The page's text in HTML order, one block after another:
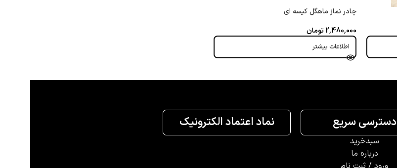
چادر نماز ماهگل کیسه ای
2,480,000تومان
اطلاعات بیشتر
دسترسی سریع
سبدخرید
درباره ما
نماد اعتماد الکترونیک